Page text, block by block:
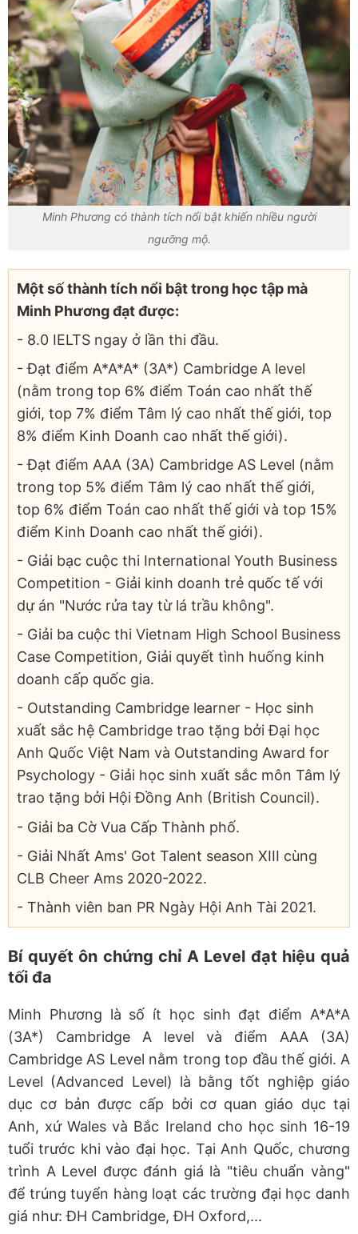
Minh Phương có thành tích nổi bật khiến nhiều người
ngưỡng mộ.
Một số thành tích nổi bật trong học tập mà
Minh Phương đạt được:
- 8.0 IELTS ngay ở lần thi đầu.
- Đạt điểm A*A*A* (3A*) Cambridge A level
(nằm trong top 6% điểm Toán cao nhất thế
giới, top 7% điểm Tâm lý cao nhất thế giới, top
8% điểm Kinh Doanh cao nhất thế giới).
- Đạt điểm AAA (3A) Cambridge AS Level (nằm
trong top 5% điểm Tâm lý cao nhất thế giới,
top 6% điểm Toán cao nhất thế giới và top 15%
điểm Kinh Doanh cao nhất thế giới).
- Giải bạc cuộc thi International Youth Business
Competition - Giải kinh doanh trẻ quốc tế với
dự án "Nước rửa tay từ lá trầu không".
- Giải ba cuộc thi Vietnam High School Business
Case Competition, Giải quyết tình huống kinh
doanh cấp quốc gia.
- Outstanding Cambridge learner - Học sinh
xuất sắc hệ Cambridge trao tặng bởi Đại học
Anh Quốc Việt Nam và Outstanding Award for
Psychology - Giải học sinh xuất sắc môn Tâm lý
trao tặng bởi Hội Đồng Anh (British Council).
- Giải ba Cờ Vua Cấp Thành phố.
- Giải Nhất Ams' Got Talent season XIII cùng
CLB Cheer Ams 2020-2022.
- Thành viên ban PR Ngày Hội Anh Tài 2021.
Bí quyết ôn chứng chỉ A Level đạt hiệu quả
tối đa
Minh Phương là số ít học sinh đạt điểm A*A*A
(3A*) Cambridge A level và điểm AAA (3A)
Cambridge AS Level nằm trong top đầu thế giới. A
Level (Advanced Level) là bằng tốt nghiệp giáo
dục cơ bản được cấp bởi cơ quan giáo dục tại
Anh, xứ Wales và Bắc Ireland cho học sinh 16-19
tuổi trước khi vào đại học. Tại Anh Quốc, chương
trình A Level được đánh giá là "tiêu chuẩn vàng"
để trúng tuyển hàng loạt các trường đại học danh
giá như: ĐH Cambridge, ĐH Oxford,...